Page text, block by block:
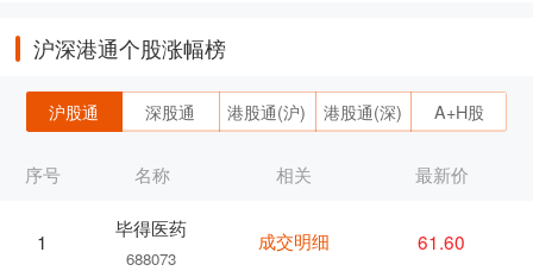
沪深港通个股涨幅榜
沪股通 深股通 港股通(沪) 港股通(深) A+H股
序号 名称
1
毕得医药
688073
相关 最新价
成交明细 61.60